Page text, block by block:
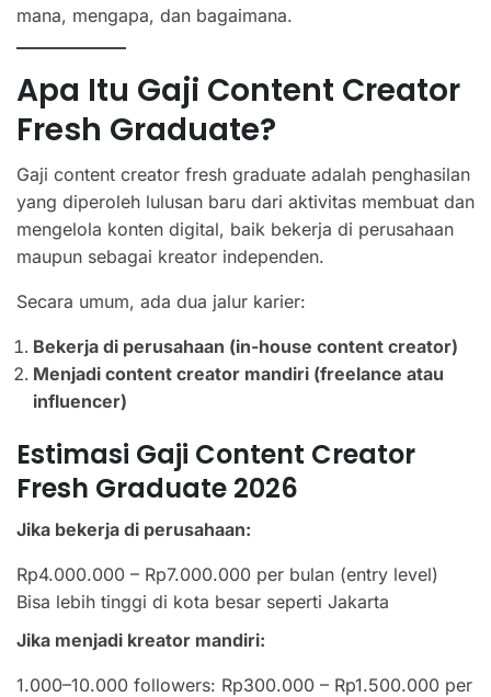
mana, mengapa, dan bagaimana.
Apa Itu Gaji Content Creator
Fresh Graduate?
Gaji content creator fresh graduate adalah penghasilan
yang diperoleh lulusan baru dari aktivitas membuat dan
mengelola konten digital, baik bekerja di perusahaan
maupun sebagai kreator independen.
Secara umum, ada dua jalur karier:
Bekerja di perusahaan (in-house content creator)
Menjadi content creator mandiri (freelance atau
influencer)
Estimasi Gaji Content Creator
Fresh Graduate 2026
Jika bekerja di perusahaan:
Rp4.000.000 – Rp7.000.000 per bulan (entry level)
Bisa lebih tinggi di kota besar seperti Jakarta
Jika menjadi kreator mandiri:
1.000–10.000 followers: Rp300.000 – Rp1.500.000 per